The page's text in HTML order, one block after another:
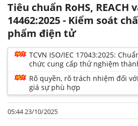
Tiêu chuẩn RoHS, REACH
14462:2025 - Kiểm soát
phẩm điện tử
TCVN ISO/IEC 17043:2025:
chức cung cấp thử nghiệm
Rõ quyền, rõ trách nhiệm đối
giá sự phù hợp
05:44 23/10/2025